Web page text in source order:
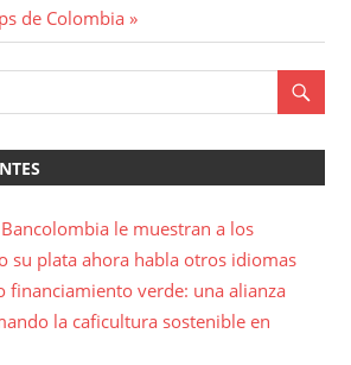
de Colombia
le muestran a los
su plata ahora habla otros idiomas
financiamiento verde: una alianza
la caficultura sostenible en